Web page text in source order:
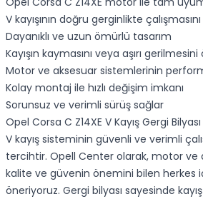
V kayışının doğru gerginlikte
Dayanıklı ve uzun ömürlü tasarım
Kayışın kaymasını veya aşırı
Motor ve aksesuar sistemlerinin
Kolay montaj ile hızlı değişim imkanı
Sorunsuz ve verimli sürüş sağlar
Opel Corsa C Z14XE V Kayış Gergi
V kayış sisteminin güvenli ve verimli
tercihtir. Opell Center olarak, motor ve
kalite ve güvenin önemini bilen herkes
öneriyoruz. Gergi bilyası sayesinde